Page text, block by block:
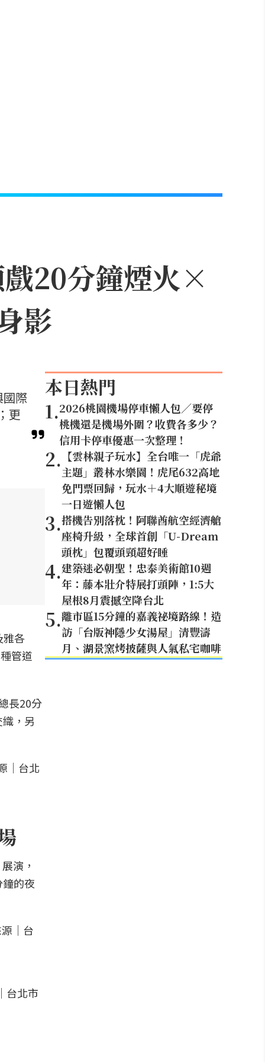
20分鐘煙火×
影
際
更
雅各
管道
長20分
，另
演，
的夜
本日熱門
1.2026桃園機場停車懶人包／要停
桃機還是機場外圍？收費各多少？
信用卡停車優惠一次整理！
2. 【雲林親子玩水】全台唯一「虎爺
主題」叢林水樂園！虎尾632高地
免門票回歸，玩水＋4大順遊秘境
一日遊懶人包
3.搭機告別落枕！阿聯酋航空經濟艙
座椅升級，全球首創「U-Dream
頭枕」包覆頭頸超好睡
4.建築迷必朝聖！忠泰美術館10週
年：藤本壯介特展打頭陣，1:5大
屋根8月震撼空降台北
5.離市區15分鐘的嘉義祕境路線！造
訪「台版神隱少女湯屋」清豐濤
月、湖景窯烤披薩與人氣私宅咖啡